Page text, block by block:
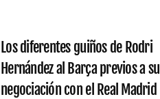
Los diferentes guiños de Rodri
Hernández al Barça previos a su
negociación con el Real Madrid